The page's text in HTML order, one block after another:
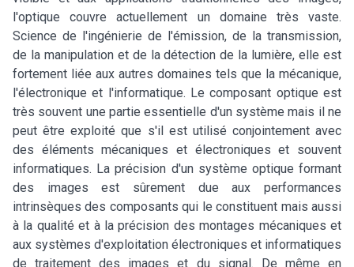
l'optique couvre actuellement un domaine très vaste.
Science de l'ingénierie de l'émission, de la transmission,
de la manipulation et de la détection de la lumière, elle est
fortement liée aux autres domaines tels que la mécanique,
l'électronique et l'informatique. Le composant optique est
très souvent une partie essentielle d'un système mais il ne
peut être exploité que s'il est utilisé conjointement avec
des éléments mécaniques et électroniques et souvent
informatiques. La précision d'un système optique formant
des images est sûrement due aux performances
intrinsèques des composants qui le constituent mais aussi
à la qualité et à la précision des montages mécaniques et
aux systèmes d'exploitation électroniques et informatiques
de traitement des images et du signal. De même en